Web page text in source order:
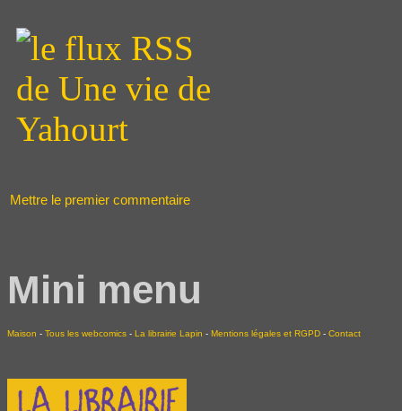
Mettre le premier commentaire
Mini menu
Maison - Tous les webcomics - La librairie Lapin - Mentions légales et RGPD - Contact